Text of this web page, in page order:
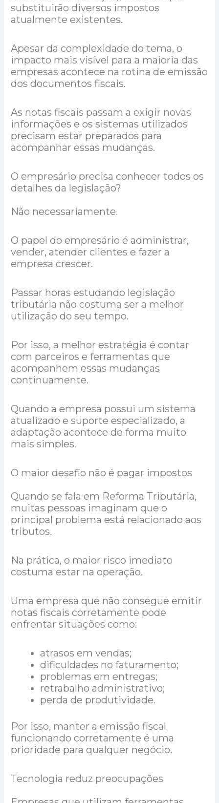
substituirão diversos impostos
atualmente existentes.
Apesar da complexidade do tema, o
impacto mais visível para a maioria das
empresas acontece na rotina de emissão
dos documentos fiscais.
As notas fiscais passam a exigir novas
informações e os sistemas utilizados
precisam estar preparados para
acompanhar essas mudanças.
O empresário precisa conhecer todos os
detalhes da legislação?
Não necessariamente.
O papel do empresário é administrar,
vender, atender clientes e fazer a
empresa crescer.
Passar horas estudando legislação
tributária não costuma ser a melhor
utilização do seu tempo.
Por isso, a melhor estratégia é contar
com parceiros e ferramentas que
acompanhem essas mudanças
continuamente.
Quando a empresa possui um sistema
atualizado e suporte especializado, a
adaptação acontece de forma muito
mais simples.
O maior desafio não é pagar impostos
Quando se fala em Reforma Tributária,
muitas pessoas imaginam que o
principal problema está relacionado aos
tributos.
Na prática, o maior risco imediato
costuma estar na operação.
Uma empresa que não consegue emitir
notas fiscais corretamente pode
enfrentar situações como:
atrasos em vendas;
dificuldades no faturamento;
problemas em entregas;
retrabalho administrativo;
perda de produtividade.
Por isso, manter a emissão fiscal
funcionando corretamente é uma
prioridade para qualquer negócio.
Tecnologia reduz preocupações